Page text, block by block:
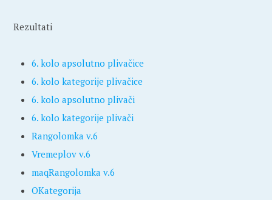
Rezultati
6. kolo apsolutno plivačice
6. kolo kategorije plivačice
6. kolo apsolutno plivači
6. kolo kategorije plivači
Rangolomka v.6
Vremeplov v.6
maqRangolomka v.6
OKategorija